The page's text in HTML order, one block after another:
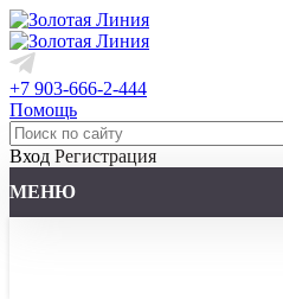
+7 903-666-2-444
Помощь
Вход Регистрация
МЕНЮ